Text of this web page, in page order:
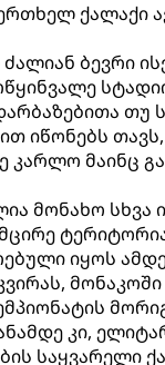
ქალაქი
ბევრი
თუ
იწონებს
კარლო მაინც
მონახო სხვა
იყოს
კი,
საყვარელი